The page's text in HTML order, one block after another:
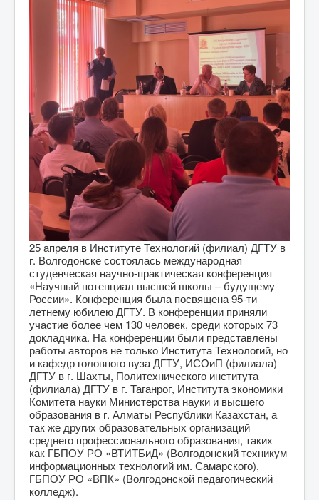
25 апреля в Институте Технологий (филиал) ДГТУ в
г. Волгодонске состоялась международная
студенческая научно-практическая конференция
«Научный потенциал высшей школы – будущему
России». Конференция была посвящена 95-ти
летнему юбилею ДГТУ. В конференции приняли
участие более чем 130 человек, среди которых 73
докладчика. На конференции были представлены
работы авторов не только Института Технологий, но
и кафедр головного вуза ДГТУ, ИСОиП (филиала)
ДГТУ в г. Шахты, Политехнического института
(филиала) ДГТУ в г. Таганрог, Института экономики
Комитета науки Министерства науки и высшего
образования в г. Алматы Республики Казахстан, а
так же других образовательных организаций
среднего профессионального образования, таких
как ГБПОУ РО «ВТИТБиД» (Волгодонский техникум
информационных технологий им. Самарского),
ГБПОУ РО «ВПК» (Волгодонской педагогический
колледж).